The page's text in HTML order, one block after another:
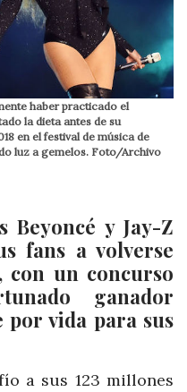
haber practicado el
la dieta antes de su
en el festival de música de
luz a gemelos. Foto/Archivo
Beyoncé y Jay-Z
fans a volverse
con un concurso
ganador
vida para sus
a sus 123 millones